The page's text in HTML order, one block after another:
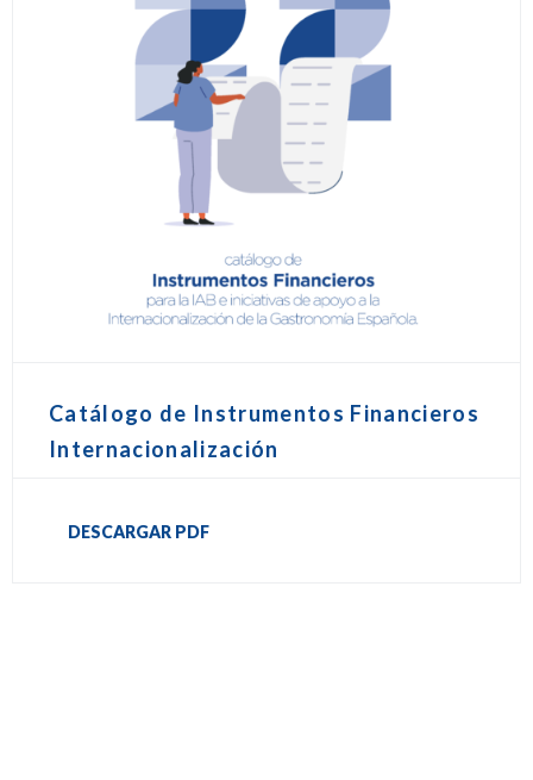
Catálogo de Instrumentos Financieros
Internacionalización
DESCARGAR PDF